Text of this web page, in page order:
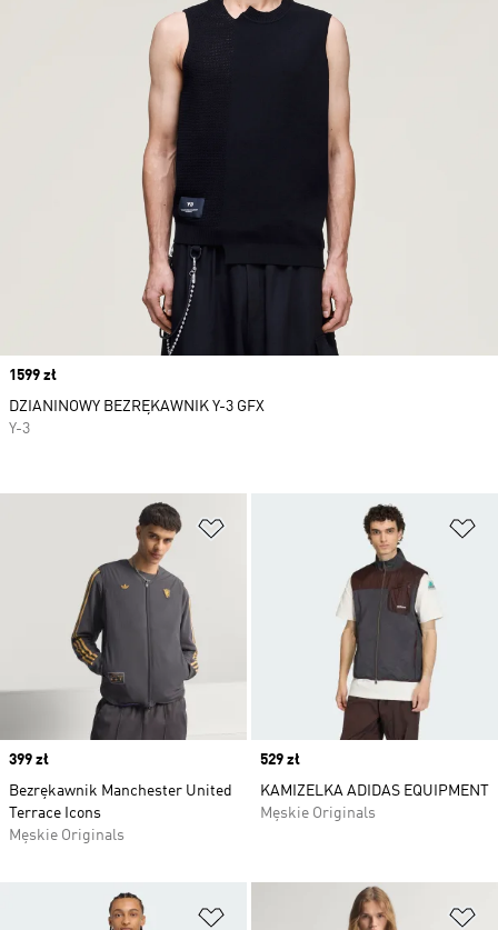
Dodaj do listy życzeń
Price
399 zł
Bezrękawnik Manchester United
Terrace Icons
Męskie Originals
Price
529 zł
KAMIZELKA ADIDAS EQUIPMENT
Męskie Originals
Dodaj do listy życzeń
Price
1599 zł
DZIANINOWY BEZRĘKAWNIK Y-3 GFX
Y-3